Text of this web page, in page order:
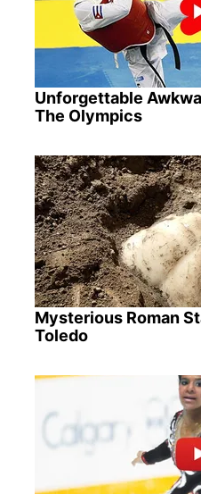
Unforgettable
The Olympics
Mysterious Roman
Toledo